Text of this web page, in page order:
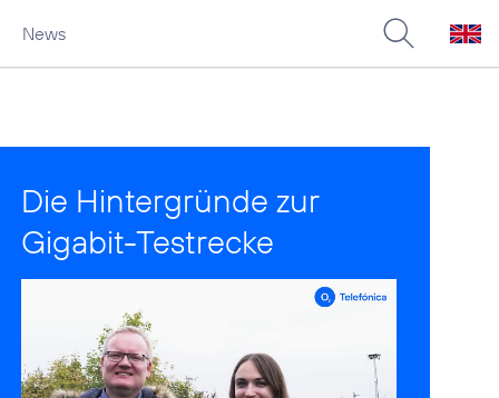
News
Die Hintergründe zur
Gigabit-Testrecke